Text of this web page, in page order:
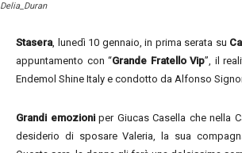
Delia_Duran
Stasera, lunedì 10 gennaio, in prima serata su
appuntamento con “Grande Fratello Vip”, il
Endemol Shine Italy e condotto da Alfonso
Grandi emozioni per Giucas Casella che nella
desiderio di sposare Valeria, la sua